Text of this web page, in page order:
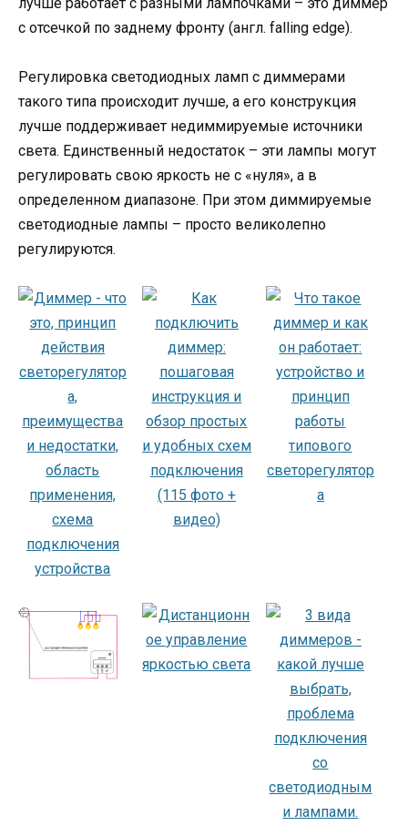
с отсечкой по заднему фронту (англ. falling edge).
Регулировка светодиодных ламп с диммерами
такого типа происходит лучше, а его конструкция
лучше поддерживает недиммируемые источники
света. Единственный недостаток – эти лампы могут
регулировать свою яркость не с «нуля», а в
определенном диапазоне. При этом диммируемые
светодиодные лампы – просто великолепно
регулируются.